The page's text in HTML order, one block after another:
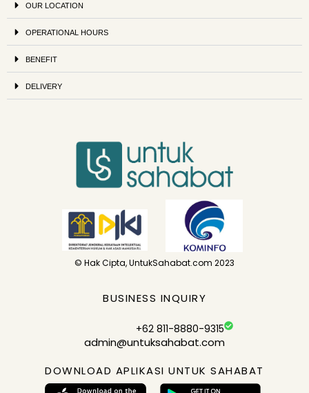
OUR LOCATION
OPERATIONAL HOURS
BENEFIT
DELIVERY
© Hak Cipta, UntukSahabat.com 2023
BUSINESS INQUIRY
+62 811-8880-9315
admin@untuksahabat.com
DOWNLOAD APLIKASI UNTUK SAHABAT